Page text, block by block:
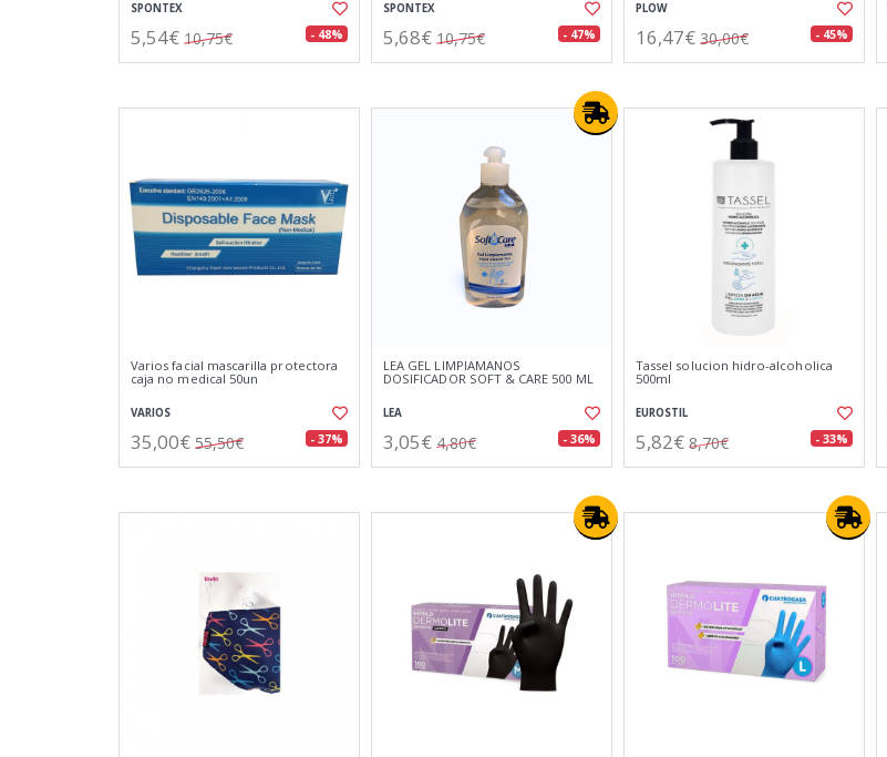
SPONTEX
5,54€ 10,75€ - 48%
SPONTEX
5,68€ 10,75€ - 47%
PLOW
16,47€ 30,00€ - 45%
Varios facial mascarilla protectora
caja no medical 50un
VARIOS
35,00€ 55,50€ - 37%
LEA GEL LIMPIAMANOS
DOSIFICADOR SOFT & CARE 500 ML
LEA
3,05€ 4,80€ - 36%
Tassel solucion hidro-alcoholica
500ml
EUROSTIL
5,82€ 8,70€ - 33%